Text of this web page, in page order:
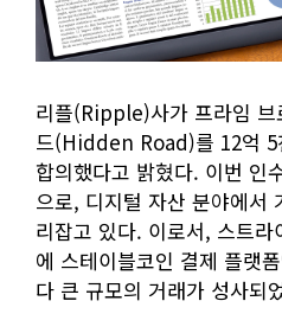
리플(Ripple)사가 프라임 브
드(Hidden Road)를 12억 5
합의했다고 밝혔다. 이번 인
으로, 디지털 자산 분야에서
리잡고 있다. 이로서, 스트
에 스테이블코인 결제 플랫
다 큰 규모의 거래가 성사되